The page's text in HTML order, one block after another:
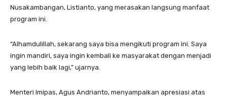
Nusakambangan, Listianto, yang merasakan langsung manfaat
program ini.
“Alhamdulillah, sekarang saya bisa mengikuti program ini. Saya
ingin mandiri, saya ingin kembali ke masyarakat dengan menjadi
yang lebih baik lagi,” ujarnya.
Menteri Imipas, Agus Andrianto, menyampaikan apresiasi atas